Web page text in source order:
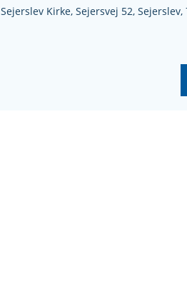
Sejerslev Kirke,Sejersvej 52,Sejerslev,